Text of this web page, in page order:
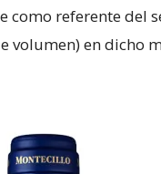
como referente del
volumen) en dicho